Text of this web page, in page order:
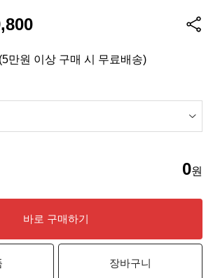
만원 이상 구매 시 무료배송)
0원
바로 구매하기
장바구니